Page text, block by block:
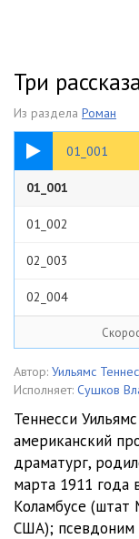
Три
Из раздела Роман
01_001
08:07
01_001
01_002
02_003
02_004
02_006
03_008
03_009
Автор: Уильямс
Исполняет: Сушков
Теннесси
американский
драматург,
марта 1911 года
Коламбусе (штат
США); псевдоним